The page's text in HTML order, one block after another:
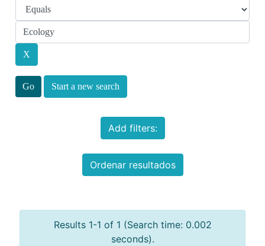
Start a new search
Add filters:
Ordenar resultados
Results 1-1 of 1 (Search time: 0.002
seconds).